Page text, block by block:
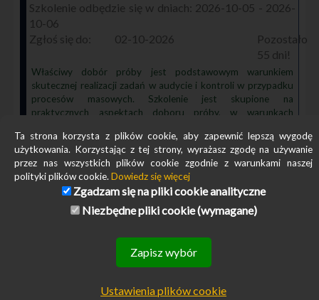
2026-10-05 - 2026-
10-06
02-10-2026
55
Właściwy dobór próby jest podstawowym warunkiem
skutecznej realizacji zadań w audycie i kontroli w przypadku
procesów masowych. Szkolenie jest skupione na
praktycznych aspektach doboru próby, w warunkach
prezentuje różne przypadki doboru próby na podstawie
rzeczywistych przykładów.
Analiza ryzyka w audycie i kontroli - 12 pkt CPE
(NASBA)
on-line
06-10-2026
Doskonalenie umiejętności z zakresu audytu, kontroli oraz
Ta strona korzysta z plików cookie, aby zapewnić lepszą wygodę
użytkowania. Korzystając z tej strony, wyrażasz zgodę na używanie
przez nas wszystkich plików cookie zgodnie z warunkami naszej
polityki plików cookie. Dowiedz się więcej
Zgadzam się na pliki cookie analityczne
Niezbędne pliki cookie (wymagane)
Zapisz wybór
Ustawienia plików cookie